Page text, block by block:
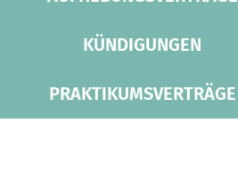
KÜNDIGUNGEN
PRAKTIKUMSVERTRÄGE